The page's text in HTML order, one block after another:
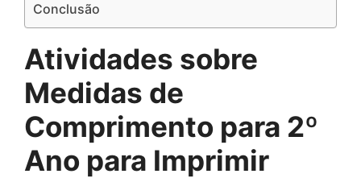
Conclusão
Atividades sobre
Medidas de
Comprimento para 2º
Ano para Imprimir